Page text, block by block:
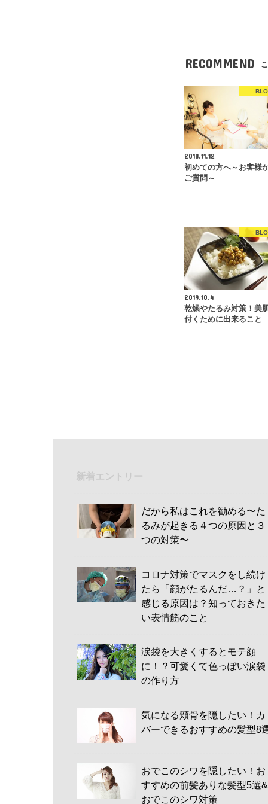
RECOMMEND
2018.11.12
初めての方へ～お客様
ご質問～
2019.10.4
乾燥やたるみ対策！美
付くために出来ること
新着エントリー
だから私はこれを勧める〜た
るみが起きる４つの原因と３
つの対策〜
コロナ対策でマスクをし続け
たら「顔がたるんだ…？」と
感じる原因は？知っておきた
い表情筋のこと
涙袋を大きくするとモテ顔
に！？可愛くて色っぽい涙袋
の作り方
気になる頬骨を隠したい！カ
バーできるおすすめの髪型8
おでこのシワを隠したい！お
すすめの前髪ありな髪型5選&
おでこのシワ対策